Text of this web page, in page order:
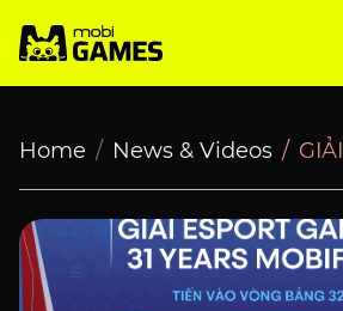
Home News & Videos GIẢI ĐẤU ĐỒNG ĐỘI ESPORT GAMING 31 YEARS MOBIFONE BƯỚC VÀO VÒNG BẢNG 32 ĐỘI